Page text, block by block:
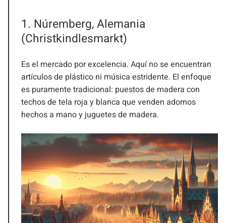
1. Núremberg, Alemania
(Christkindlesmarkt)
Es el mercado por excelencia. Aquí no se encuentran
artículos de plástico ni música estridente. El enfoque
es puramente tradicional: puestos de madera con
techos de tela roja y blanca que venden adornos
hechos a mano y juguetes de madera.